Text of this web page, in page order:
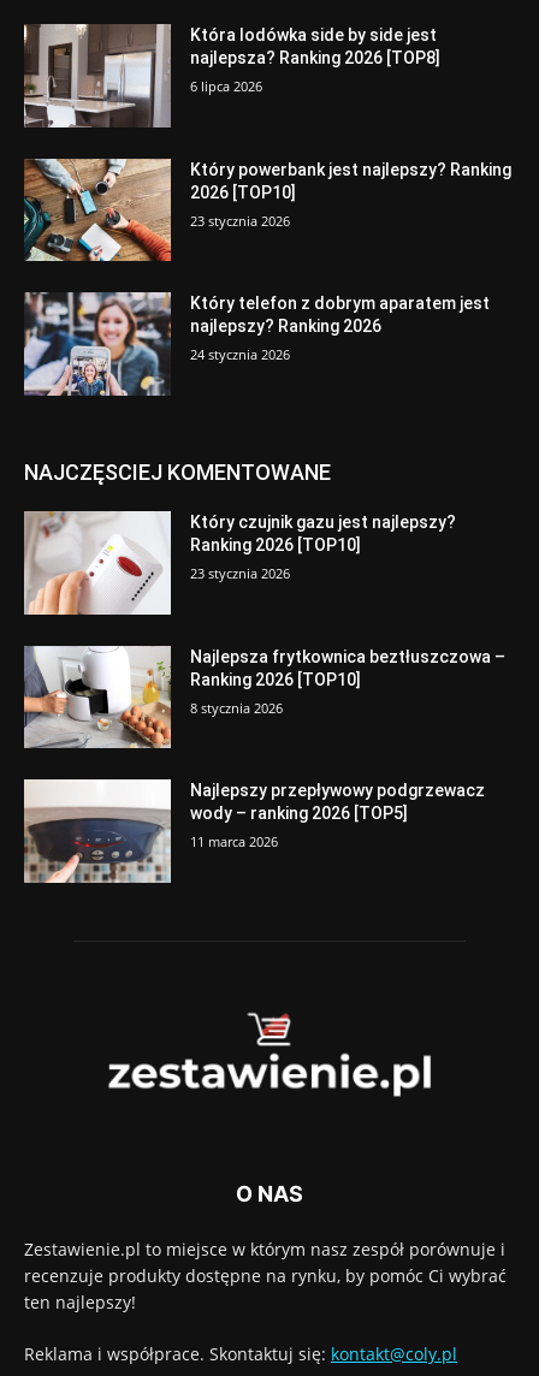
Która lodówka side by side jest
najlepsza? Ranking 2026 [TOP8]
6 lipca 2026
Który powerbank jest najlepszy? Ranking
2026 [TOP10]
23 stycznia 2026
Który telefon z dobrym aparatem jest
najlepszy? Ranking 2026
24 stycznia 2026
NAJCZĘSCIEJ KOMENTOWANE
Który czujnik gazu jest najlepszy?
Ranking 2026 [TOP10]
23 stycznia 2026
Najlepsza frytkownica beztłuszczowa –
Ranking 2026 [TOP10]
8 stycznia 2026
Najlepszy przepływowy podgrzewacz
wody – ranking 2026 [TOP5]
11 marca 2026
O NAS
Zestawienie.pl to miejsce w którym nasz zespół porównuje i
recenzuje produkty dostępne na rynku, by pomóc Ci wybrać
ten najlepszy!
Reklama i współprace. Skontaktuj się: kontakt@coly.pl